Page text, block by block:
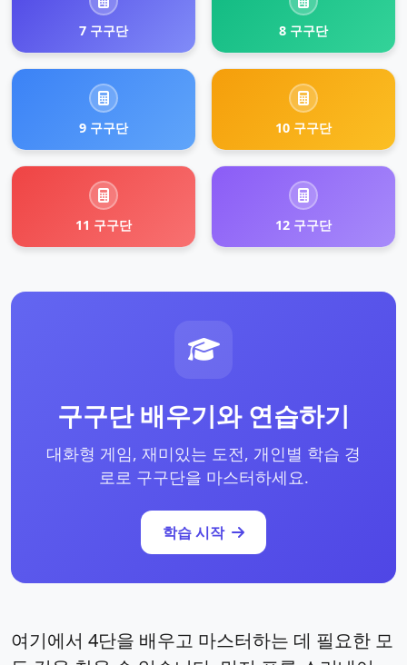
7 구구단 8 구구단
9 구구단 10 구구단
11 구구단 12 구구단
구구단 배우기와 연습하기
대화형 게임, 재미있는 도전, 개인별 학습 경
로로 구구단을 마스터하세요.
학습 시작
여기에서 4단을 배우고 마스터하는 데 필요한 모